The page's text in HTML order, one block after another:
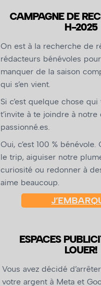
CAMPAGNE DE
H-2025
On est à la recherche de
rédacteurs bénévoles
manquer de la saison
qui s’en vient.
Si c’est quelque chose qui
t’invite à te joindre à
passionné.es.
Oui, c’est 100 %
le trip, aiguiser notre
curiosité ou redonner à
aime beaucoup.
ESPACES
LOUER!
Vous avez décidé
votre argent à Meta et